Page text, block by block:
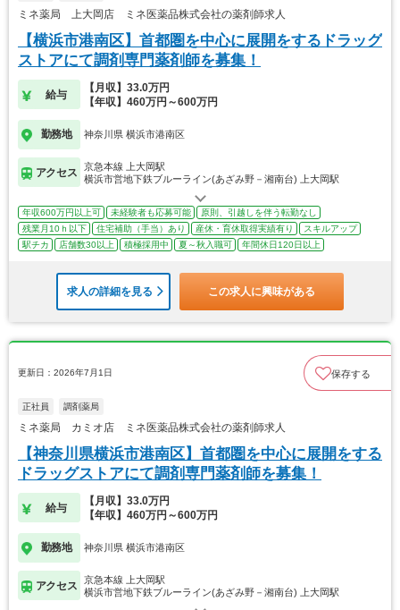
ミネ薬局 上大岡店 ミネ医薬品株式会社の薬剤師求人
【横浜市港南区】首都圏を中心に展開をするドラッグ
ストアにて調剤専門薬剤師を募集！
給与
【月収】33.0万円
【年収】460万円～600万円
勤務地 神奈川県 横浜市港南区
アクセス
京急本線 上大岡駅
横浜市営地下鉄ブルーライン(あざみ野－湘南台) 上大岡駅
年収600万円以上可 未経験者も応募可能
原則、引越しを伴う転勤なし
残業月10ｈ以下
住宅補助（手当）あり 産休・育休取得実績有り
スキルアップ
駅チカ
店舗数30以上 積極採用中 夏～秋入職可 年間休日120日以上
求人の詳細を見る この求人に興味がある
更新日：2026年7月1日 保存する
正社員 調剤薬局
ミネ薬局 カミオ店 ミネ医薬品株式会社の薬剤師求人
【神奈川県横浜市港南区】首都圏を中心に展開をする
ドラッグストアにて調剤専門薬剤師を募集！
給与
【月収】33.0万円
【年収】460万円～600万円
勤務地 神奈川県 横浜市港南区
アクセス
京急本線 上大岡駅
横浜市営地下鉄ブルーライン(あざみ野－湘南台) 上大岡駅